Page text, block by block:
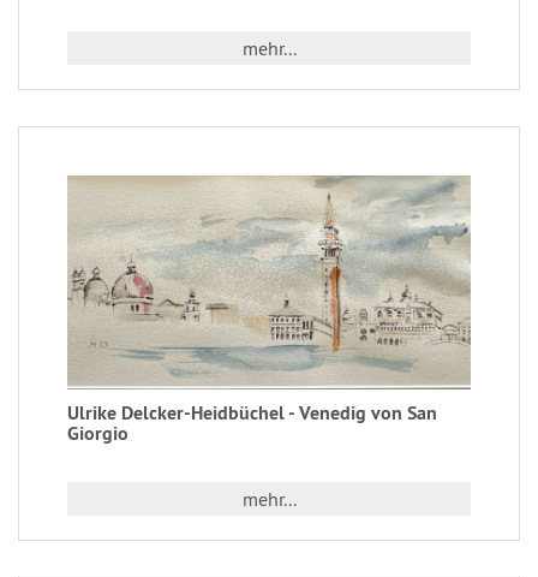
mehr...
Ulrike Delcker-Heidbüchel - Venedig von San
Giorgio
mehr...